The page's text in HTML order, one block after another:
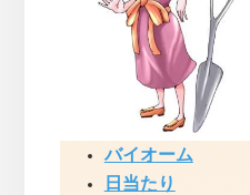
バイオーム
日当たり